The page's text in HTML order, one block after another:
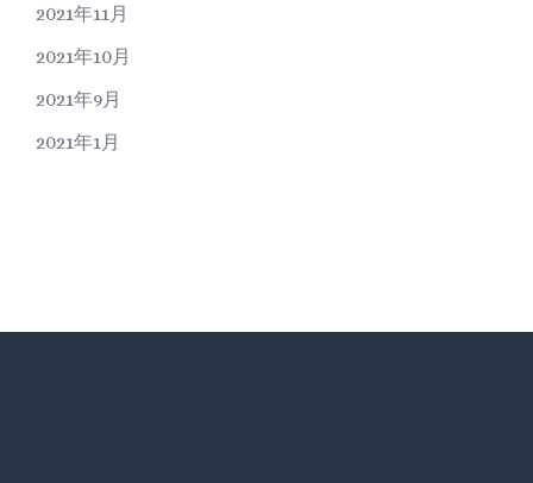
2021年11月
2021年10月
2021年9月
2021年1月